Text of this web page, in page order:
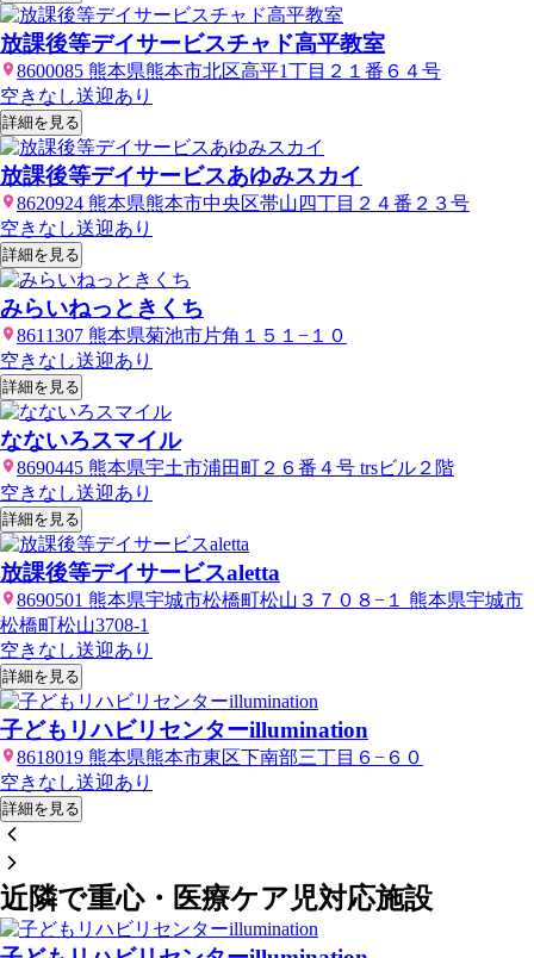
放課後等デイサービスチャド高平教室
8600085 熊本県熊本市北区高平1丁目２１番６４号
空きなし送迎あり
詳細を見る
放課後等デイサービスあゆみスカイ
8620924 熊本県熊本市中央区帯山四丁目２４番２３号
空きなし送迎あり
詳細を見る
みらいねっときくち
8611307 熊本県菊池市片角１５１−１０
空きなし送迎あり
詳細を見る
なないろスマイル
8690445 熊本県宇土市浦田町２６番４号 trsビル２階
空きなし送迎あり
詳細を見る
放課後等デイサービスaletta
8690501 熊本県宇城市松橋町松山３７０８−１ 熊本県宇城市
松橋町松山3708-1
空きなし送迎あり
詳細を見る
子どもリハビリセンターillumination
8618019 熊本県熊本市東区下南部三丁目６−６０
空きなし送迎あり
詳細を見る
近隣で重心・医療ケア児対応施設